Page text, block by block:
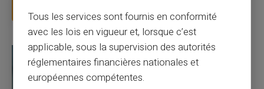
Tous les services sont fournis en conformité
avec les lois en vigueur et, lorsque c’est
applicable, sous la supervision des autorités
réglementaires financières nationales et
européennes compétentes.